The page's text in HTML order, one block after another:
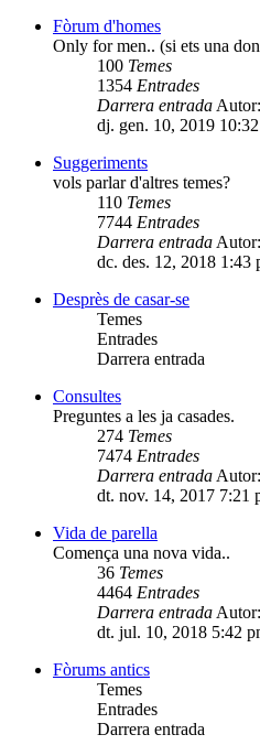
Fòrum d'homes
Only for men.. (si ets una
100 Temes
1354 Entrades
Darrera entrada Autor:
dj. gen. 10, 2019
Suggeriments
vols parlar d'altres temes?
110 Temes
7744 Entrades
Darrera entrada Autor:
dc. des. 12, 2018 1:43
Desprès de casar-se
Temes
Entrades
Darrera entrada
Consultes
Preguntes a les ja casades.
274 Temes
7474 Entrades
Darrera entrada Autor:
dt. nov. 14, 2017 7:21
Vida de parella
Comença una nova vida..
36 Temes
4464 Entrades
Darrera entrada Autor:
dt. jul. 10, 2018 5:42
Fòrums antics
Temes
Entrades
Darrera entrada